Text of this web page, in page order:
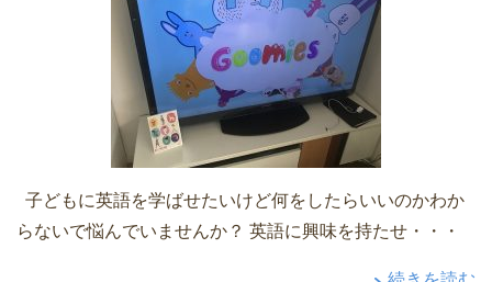
子どもに英語を学ばせたいけど何をしたらいいのかわか
らないで悩んでいませんか？ 英語に興味を持たせ・・・